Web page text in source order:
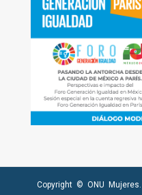
Copyright © ONU Mujeres.